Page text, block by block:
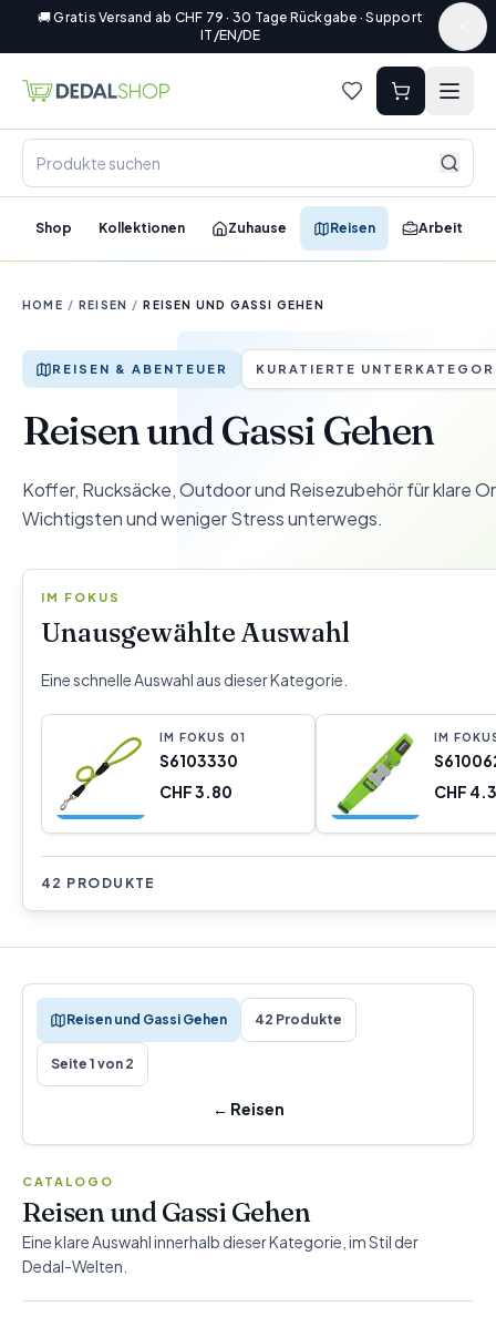
🚚 Gratis Versand ab CHF 79 · 30 Tage Rückgabe · Support
IT/EN/DE
Shop Kollektionen Zuhause Reisen Arbeit
HOME / REISEN / REISEN UND GASSI GEHEN
REISEN & ABENTEUER KURATIERTE
Reisen und Gassi Gehen
Koffer, Rucksäcke, Outdoor und Reisezubehör für klare
Wichtigsten und weniger Stress unterwegs.
IM FOKUS
Unausgewählte Auswahl
Eine schnelle Auswahl aus dieser Kategorie.
IM FOKUS 01
S6103330
CHF 3.80
IM
CHF
42 PRODUKTE
Reisen und Gassi Gehen 42 Produkte
Seite 1 von 2
← Reisen
CATALOGO
Reisen und Gassi Gehen
Eine klare Auswahl innerhalb dieser Kategorie, im Stil der
Dedal-Welten.